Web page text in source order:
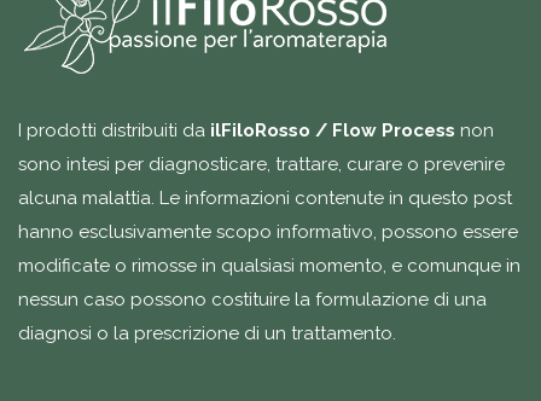
I prodotti distribuiti da ilFiloRosso / Flow Process non
sono intesi per diagnosticare, trattare, curare o prevenire
alcuna malattia. Le informazioni contenute in questo post
hanno esclusivamente scopo informativo, possono essere
modificate o rimosse in qualsiasi momento, e comunque in
nessun caso possono costituire la formulazione di una
diagnosi o la prescrizione di un trattamento.